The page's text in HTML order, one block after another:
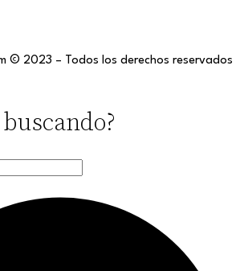
© 2023 – Todos los derechos reservados